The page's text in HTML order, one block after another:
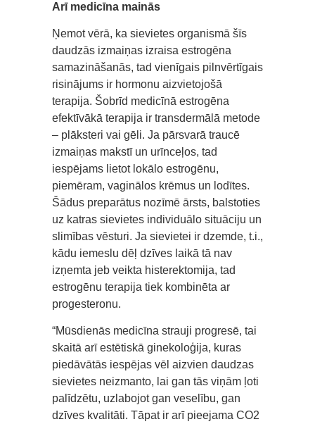
Arī medicīna mainās
Ņemot vērā, ka sievietes organismā šīs
daudzās izmaiņas izraisa estrogēna
samazināšanās, tad vienīgais pilnvērtīgais
risinājums ir hormonu aizvietojošā
terapija. Šobrīd medicīnā estrogēna
efektīvākā terapija ir transdermālā metode
– plāksteri vai gēli. Ja pārsvarā traucē
izmaiņas makstī un urīnceļos, tad
iespējams lietot lokālo estrogēnu,
piemēram, vaginālos krēmus un lodītes.
Šādus preparātus nozīmē ārsts, balstoties
uz katras sievietes individuālo situāciju un
slimības vēsturi. Ja sievietei ir dzemde, t.i.,
kādu iemeslu dēļ dzīves laikā tā nav
izņemta jeb veikta histerektomija, tad
estrogēnu terapija tiek kombinēta ar
progesteronu.
“Mūsdienās medicīna strauji progresē, tai
skaitā arī estētiskā ginekoloģija, kuras
piedāvātās iespējas vēl aizvien daudzas
sievietes neizmanto, lai gan tās viņām ļoti
palīdzētu, uzlabojot gan veselību, gan
dzīves kvalitāti. Tāpat ir arī pieejama CO2